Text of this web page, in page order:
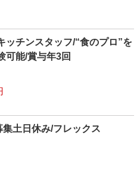
ッチンスタッフ/“食のプロ”を
可能/賞与年3回
集土日休み/フレックス